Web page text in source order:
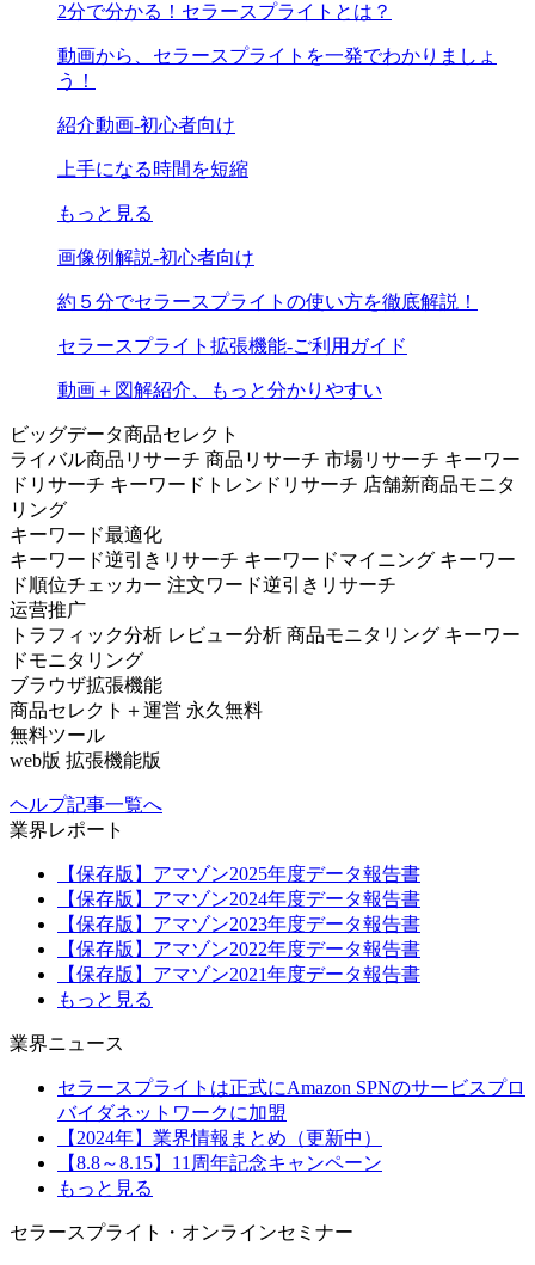
2分で分かる！セラースプライトとは？
動画から、セラースプライトを一発でわかりましょ
う！
紹介動画-初心者向け
上手になる時間を短縮
もっと見る
画像例解説-初心者向け
約５分でセラースプライトの使い方を徹底解説！
セラースプライト拡張機能-ご利用ガイド
動画＋図解紹介、もっと分かりやすい
ビッグデータ商品セレクト
ライバル商品リサーチ 商品リサーチ 市場リサーチ キーワー
ドリサーチ キーワードトレンドリサーチ 店舗新商品モニタ
リング
キーワード最適化
キーワード逆引きリサーチ キーワードマイニング キーワー
ド順位チェッカー 注文ワード逆引きリサーチ
运营推广
トラフィック分析 レビュー分析 商品モニタリング キーワー
ドモニタリング
ブラウザ拡張機能
商品セレクト＋運営 永久無料
無料ツール
web版 拡張機能版
ヘルプ記事一覧へ
業界レポート
【保存版】アマゾン2025年度データ報告書
【保存版】アマゾン2024年度データ報告書
【保存版】アマゾン2023年度データ報告書
【保存版】アマゾン2022年度データ報告書
【保存版】アマゾン2021年度データ報告書
もっと見る
業界ニュース
セラースプライトは正式にAmazon SPNのサービスプロ
バイダネットワークに加盟
【2024年】業界情報まとめ（更新中）
【8.8～8.15】11周年記念キャンペーン
もっと見る
セラースプライト・オンラインセミナー